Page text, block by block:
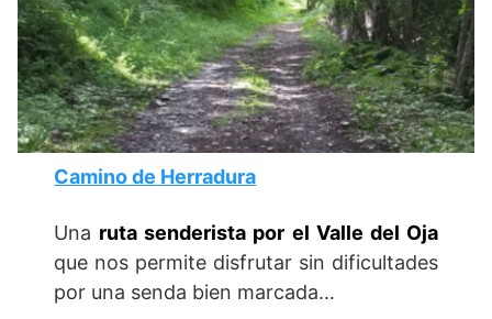
Camino de Herradura
Una ruta senderista por el Valle del Oja
que nos permite disfrutar sin dificultades
por una senda bien marcada…